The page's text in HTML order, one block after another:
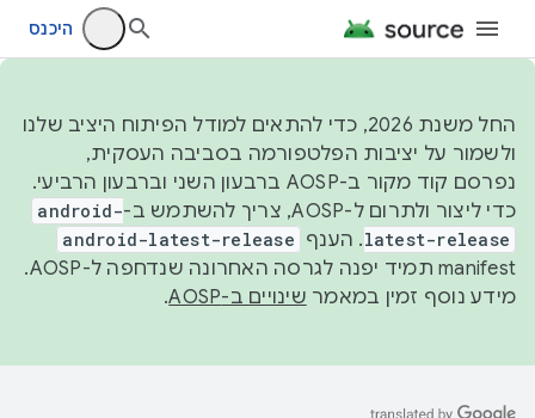
היכנס
החל משנת 2026, כדי להתאים למודל הפיתוח היציב שלנו
ולשמור על יציבות הפלטפורמה בסביבה העסקית,
נפרסם קוד מקור ב-AOSP ברבעון השני וברבעון הרביעי.
כדי ליצור ולתרום ל-AOSP, צריך להשתמש ב-
android-
latest-release. הענף android-latest-release
manifest תמיד יפנה לגרסה האחרונה שנדחפה ל-AOSP.
מידע נוסף זמין במאמר שינויים ב-AOSP .